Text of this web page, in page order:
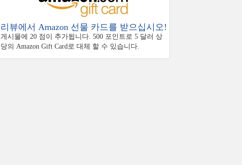
리뷰에서 Amazon 선물 카드를 받으십시오!
게시물에 20 점이 추가됩니다. 500 포인트로 5 달러 상
당의 Amazon Gift Card로 대체 할 수 있습니다.